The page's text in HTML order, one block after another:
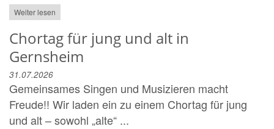
Weiter lesen
Chortag für jung und alt in
Gernsheim
31.07.2026
Gemeinsames Singen und Musizieren macht
Freude!! Wir laden ein zu einem Chortag für jung
und alt – sowohl „alte“ ...